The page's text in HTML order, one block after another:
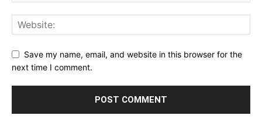
Save my name, email, and website in this browser for the
next time I comment.